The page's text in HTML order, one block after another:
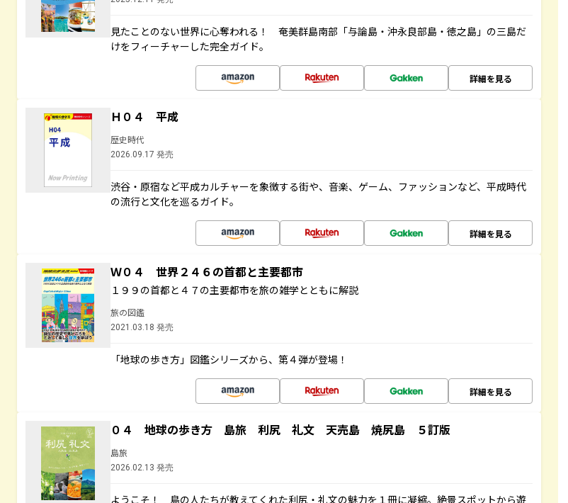
見たことのない世界に心奪われる！ 奄美群島南部「与論島・沖永良部島・徳之島」の三島だ
けをフィーチャーした完全ガイド。
詳細を見る
Ｈ０４ 平成
歴史時代
2026.09.17 発売
渋谷・原宿など平成カルチャーを象徴する街や、音楽、ゲーム、ファッションなど、平成時代
の流行と文化を巡るガイド。
詳細を見る
Ｗ０４ 世界２４６の首都と主要都市
１９９の首都と４７の主要都市を旅の雑学とともに解説
旅の図鑑
2021.03.18 発売
「地球の歩き方」図鑑シリーズから、第４弾が登場！
詳細を見る
０４ 地球の歩き方 島旅 利尻 礼文 天売島 焼尻島 ５訂版
島旅
2026.02.13 発売
ようこそ！ 島の人たちが教えてくれた利尻・礼文の魅力を１冊に凝縮。絶景スポットから遊